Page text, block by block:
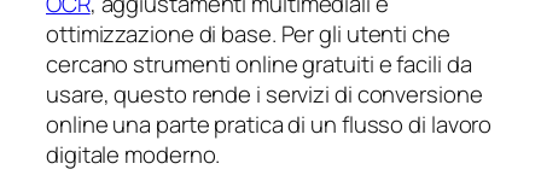
ottimizzazione di base. Per gli utenti che
cercano strumenti online gratuiti e facili da
usare, questo rende i servizi di conversione
online una parte pratica di un flusso di lavoro
digitale moderno.